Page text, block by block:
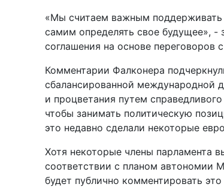
«Мы считаем важным
самим определять свое будущее», -
соглашения на основе переговоров
Комментарии Фалконера
сбалансированной международной
и процветания путем
чтобы занимать политическую
это недавно сделали некоторые
Хотя некоторые члены парламента
соответствии с планом автономии
будет публично комментировать